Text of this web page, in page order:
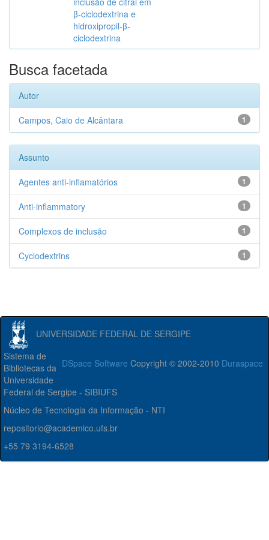
β-ciclodextrina e
hidroxipropil-β-
ciclodextrina
Busca facetada
Autor
1
Campos, Caio de Alcântara
Assunto
1
Agentes anti-inflamatórios
1
Anti-inflammatory
1
Complexos de inclusão
1
Cyclodextrins
UNIVERSIDADE FEDERAL DE SERGIPE
DSpace Software Copyright © 2002-2010 Duraspace
Sistema de
Bibliotecas da
Universidade
Federal de Sergipe - SIBIUFS
Núcleo de Tecnologia da Informação - NTI
repositorio@academico.ufs.br
+55 79 3194-6528